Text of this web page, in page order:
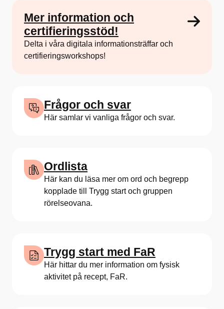
Mer information och
certifieringsstöd!
Delta i våra digitala informationsträffar och
certifieringsworkshops!
Frågor och svar
Här samlar vi vanliga frågor och svar.
Ordlista
Här kan du läsa mer om ord och begrepp
kopplade till Trygg start och gruppen
rörelseovana.
Trygg start med FaR
Här hittar du mer information om fysisk
aktivitet på recept, FaR.